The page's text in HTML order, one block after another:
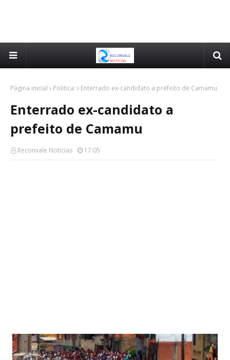
Página inicial Politica: Enterrado ex-candidato a prefeito de Camamu
Enterrado ex-candidato a
prefeito de Camamu
Reconvale Noticias 17:05